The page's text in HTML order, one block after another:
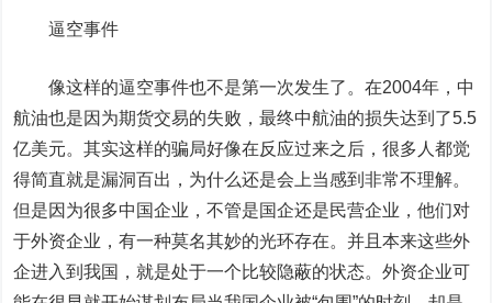
逼空事件
像这样的逼空事件也不是第一次发生了。在2004年，中
航油也是因为期货交易的失败，最终中航油的损失达到了5.5
亿美元。其实这样的骗局好像在反应过来之后，很多人都觉
得简直就是漏洞百出，为什么还是会上当感到非常不理解。
但是因为很多中国企业，不管是国企还是民营企业，他们对
于外资企业，有一种莫名其妙的光环存在。并且本来这些外
企进入到我国，就是处于一个比较隐蔽的状态。外资企业可